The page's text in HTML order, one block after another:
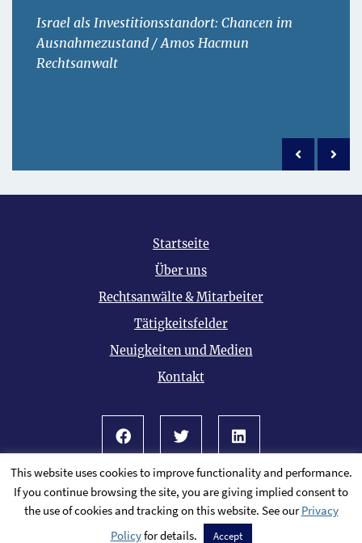
Israel als Investitionsstandort: Chancen im
Ausnahmezustand / Amos Hacmun
Rechtsanwalt
Previous
Next
Startseite
Über uns
Rechtsanwälte & Mitarbeiter
Tätigkeitsfelder
Neuigkeiten und Medien
Kontakt
FacebookTwitter
© 2026 Alle Rechte vorbehalten
Übersicht
PaperStreet Web-Design
This website uses cookies to improve functionality and performance.
If you continue browsing the site, you are giving implied consent to
the use of cookies and tracking on this website. See ourPrivacy
Policyfor details. Accept